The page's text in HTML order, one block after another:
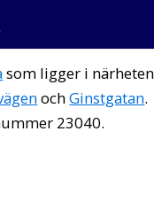
som ligger i närheten
ochGinstgatan.
23040.